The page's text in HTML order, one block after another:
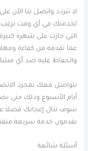
لخدمتك في أي وقت ترغب
التي حازت على شهرة
عما تقدمه من كفاءة
والحفاظ عليه ضد أي
أيام الأسبوع وذلك حتى
سوف تنال إعجابك فضلا
يقدمون خدمة سريعة
أسئلة شائعة